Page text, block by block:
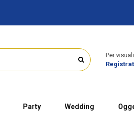
Per
Party Wedding